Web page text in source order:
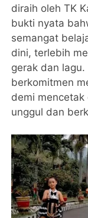
diraih oleh TK
bukti nyata
semangat
dini, terlebih
gerak dan lagu.
berkomitmen
demi mencetak
unggul dan